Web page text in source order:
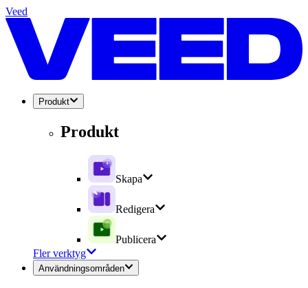
Veed
Produkt
Produkt
Skapa
Redigera
Publicera
Fler verktyg
Användningsområden